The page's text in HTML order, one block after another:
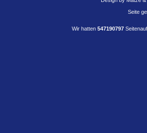
Seite
Wir hatten 547190797